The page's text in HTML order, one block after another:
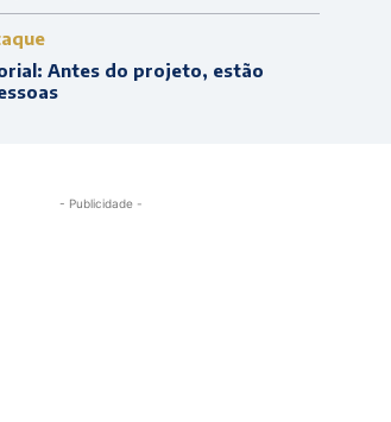
Antes do projeto, estão
- Publicidade -